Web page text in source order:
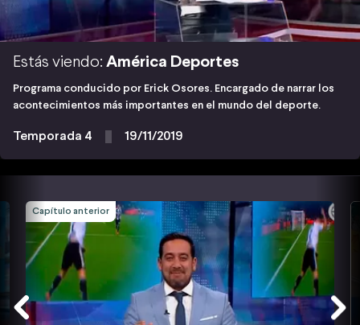
Estás viendo: América Deportes
Programa conducido por Erick Osores. Encargado de narrar los
acontecimientos más importantes en el mundo del deporte.
Temporada 4 19/11/2019
Capítulo anterior